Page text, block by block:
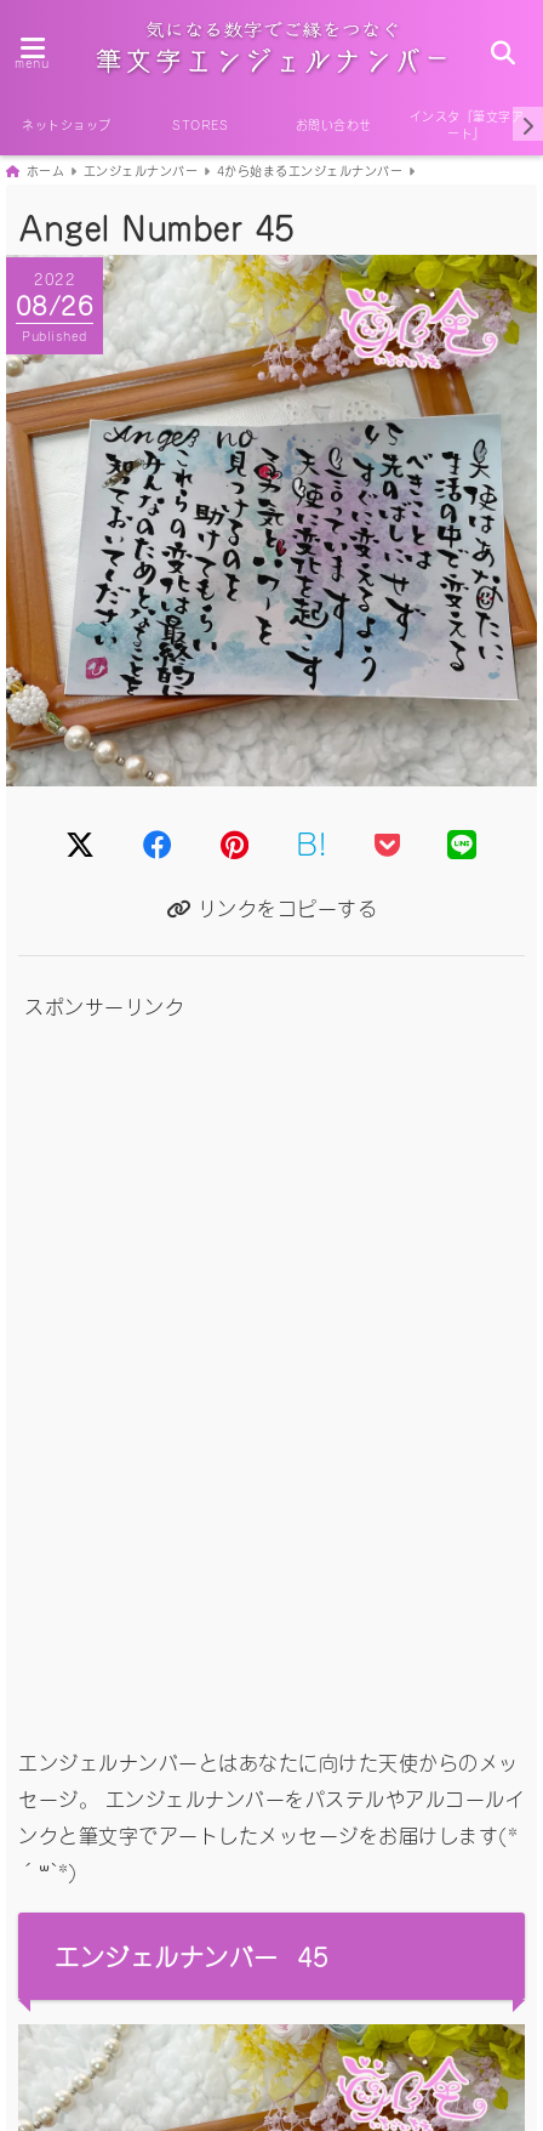
menu
ネットショップ STORES お問い合わせ
インスタ『筆文字ア
ート』
ホーム エンジェルナンバー 4から始まるエンジェルナンバー
Angel Number 45
2022
08/26
Published
B!
リンクをコピーする
スポンサーリンク
エンジェルナンバーとはあなたに向けた天使からのメッ
セージ。 エンジェルナンバーをパステルやアルコールイ
ンクと筆文字でアートしたメッセージをお届けします(*
´꒳`*)
エンジェルナンバー 45